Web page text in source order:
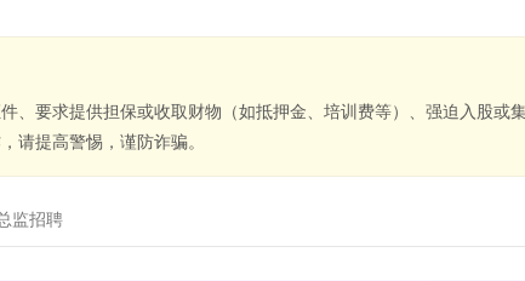
、要求提供担保或收取财物（如抵押金、培训费等）、强迫入股或
请提高警惕，谨防诈骗。
监招聘